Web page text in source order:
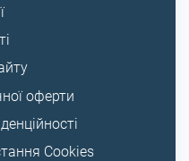
оферти
Cookies